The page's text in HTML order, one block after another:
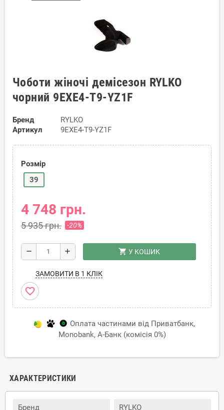
Чоботи жіночі демісезон RYLKO
чорний 9EXE4-T9-YZ1F
Бренд
RYLKO
Артикул
9EXE4-T9-YZ1F
Розмір
39
4 748 грн.
5 935 грн. -20%
remove add shopping_cart У КОШИК
ЗАМОВИТИ В 1 КЛІК
favorite_border
Оплата частинами від Приватбанк,
Monobank, А-Банк (комісія 0%)
ХАРАКТЕРИСТИКИ
Бренд RYLKO